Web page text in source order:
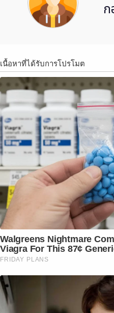
เนื้อหาที่ได้รับการโปรโมต
Walgreens Nightmare
Viagra For This 87¢
FRIDAY PLANS